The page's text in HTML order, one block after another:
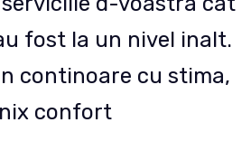
fost la un nivel inalt.
continoare cu stima,
confort